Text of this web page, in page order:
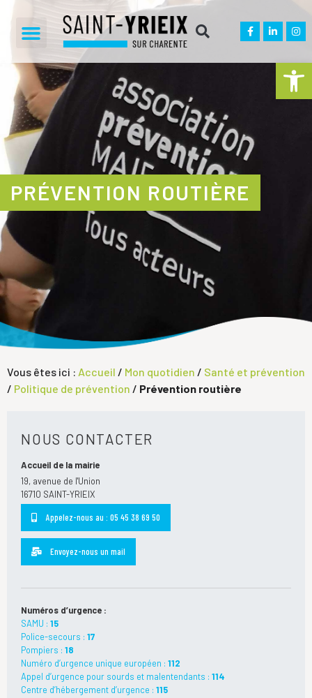
Ouvrir
PRÉVENTION ROUTIÈRE
Vous êtes ici : Accueil / Mon quotidien / Santé et prévention
/ Politique de prévention / Prévention routière
NOUS CONTACTER
Accueil de la mairie
19, avenue de l'Union
16710 SAINT-YRIEIX
Appelez-nous au : 05 45 38 69 50
Envoyez-nous un mail
Numéros d’urgence :
SAMU : 15
Police-secours : 17
Pompiers : 18
Numéro d’urgence unique européen : 112
Appel d’urgence pour sourds et malentendants : 114
Centre d’hébergement d’urgence : 115